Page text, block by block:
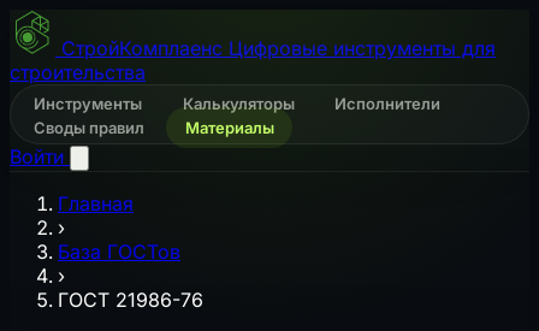
СтройКомплаенс Цифровые инструменты для
строительства
Инструменты Калькуляторы
Исполнители
Своды правил
Материалы
Войти
Главная
›
База ГОСТов
›
ГОСТ 21986-76